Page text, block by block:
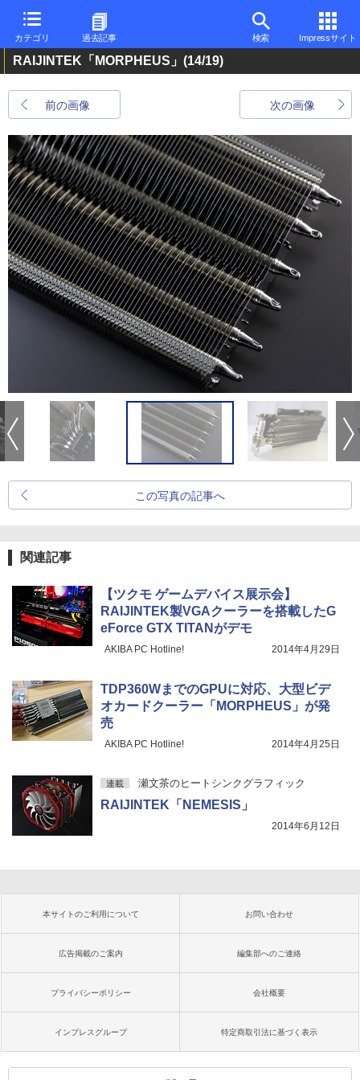
カテゴリ 過去記事 検索 Impressサイト
RAIJINTEK「MORPHEUS」 (14/19)
前の画像 次の画像
この写真の記事へ
関連記事
【ツクモ ゲームデバイス展示会】
RAIJINTEK製VGAクーラーを搭載したG
eForce GTX TITANがデモ
AKIBA PC Hotline! 2014年4月29日
TDP360WまでのGPUに対応、大型ビデ
オカードクーラー「MORPHEUS」が発
売
AKIBA PC Hotline! 2014年4月25日
連載 瀬文茶のヒートシンクグラフィック
RAIJINTEK「NEMESIS」
2014年6月12日
本サイトのご利用について お問い合わせ
広告掲載のご案内 編集部へのご連絡
プライバシーポリシー 会社概要
インプレスグループ 特定商取引法に基づく表示